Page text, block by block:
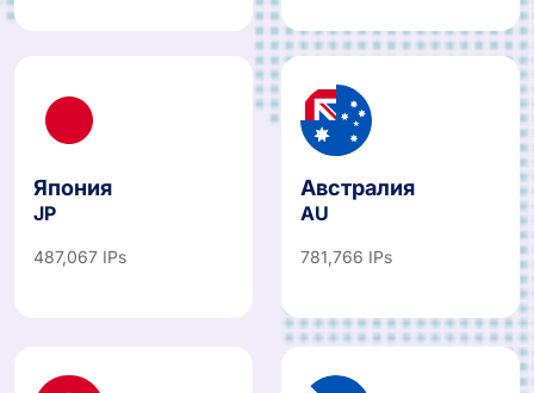
Япония
JP
Австралия
AU